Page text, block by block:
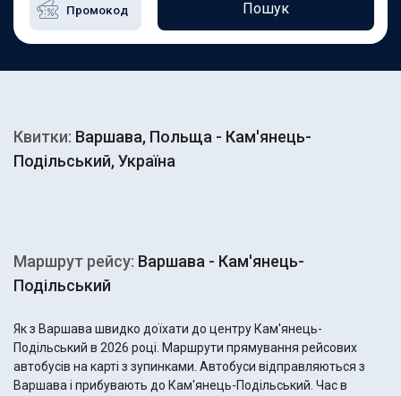
Пошук
Квитки: Варшава, Польща - Кам'янець-
Подільський, Україна
Маршрут рейсу: Варшава - Кам'янець-
Подільський
Як з Варшава швидко доїхати до центру Кам'янець-
Подільський в 2026 році. Маршрути прямування рейсових
автобусів на карті з зупинками. Автобуси відправляються з
Варшава і прибувають до Кам'янець-Подільський. Час в